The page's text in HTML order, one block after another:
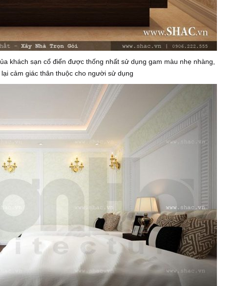
khách sạn cổ điển được thống nhất sử dụng gam màu nhẹ nhàng,
cảm giác thân thuộc cho người sử dụng